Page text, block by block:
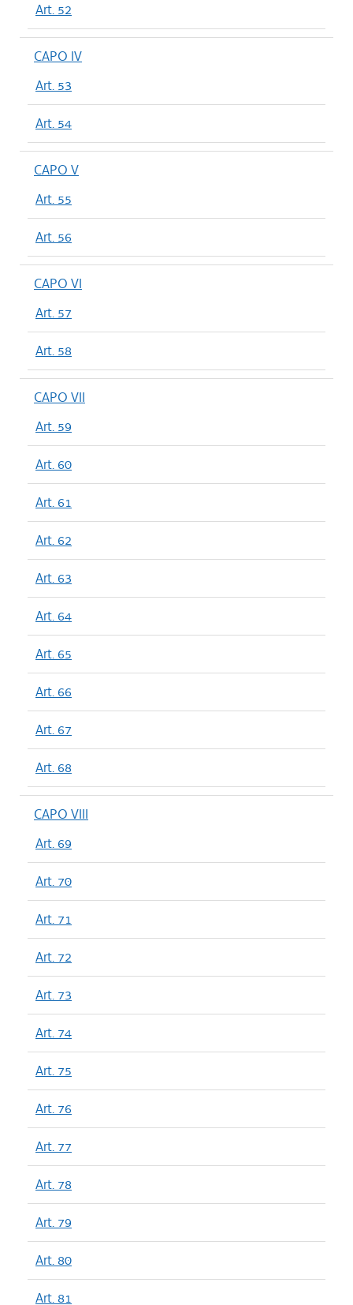
Art. 52
CAPO IV
Art. 53
Art. 54
CAPO V
Art. 55
Art. 56
CAPO VI
Art. 57
Art. 58
CAPO VII
Art. 59
Art. 60
Art. 61
Art. 62
Art. 63
Art. 64
Art. 65
Art. 66
Art. 67
Art. 68
CAPO VIII
Art. 69
Art. 70
Art. 71
Art. 72
Art. 73
Art. 74
Art. 75
Art. 76
Art. 77
Art. 78
Art. 79
Art. 80
Art. 81